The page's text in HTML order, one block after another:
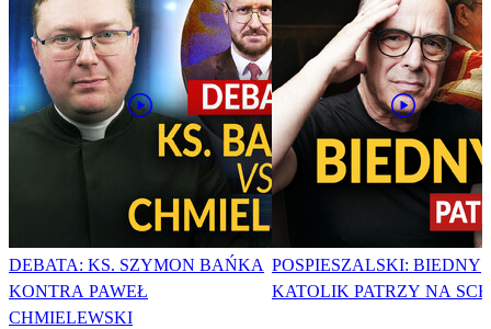
DEBATA: KS. SZYMON BAŃKA
KONTRA PAWEŁ
CHMIELEWSKI
POSPIESZALSKI: BIEDNY
KATOLIK PATRZY NA